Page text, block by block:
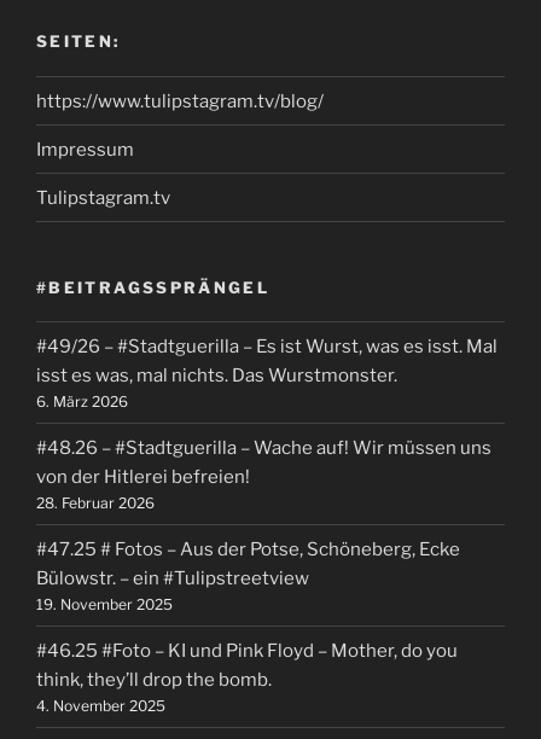
SEITEN:
https://www.tulipstagram.tv/blog/
Impressum
Tulipstagram.tv
#BEITRAGSSPRÄNGEL
#49/26 – #Stadtguerilla – Es ist Wurst, was es isst. Mal
isst es was, mal nichts. Das Wurstmonster.
6. März 2026
#48.26 – #Stadtguerilla – Wache auf! Wir müssen uns
von der Hitlerei befreien!
28. Februar 2026
#47.25 # Fotos – Aus der Potse, Schöneberg, Ecke
Bülowstr. – ein #Tulipstreetview
19. November 2025
#46.25 #Foto – KI und Pink Floyd – Mother, do you
think, they’ll drop the bomb.
4. November 2025